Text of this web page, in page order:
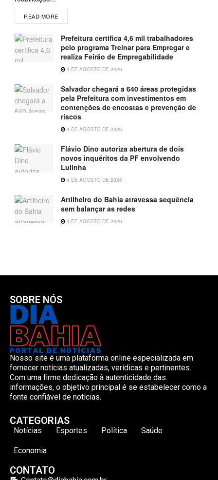
READ MORE
Prefeitura certifica 4,6 mil trabalhadores
pelo programa Treinar para Empregar e
realiza Feirão de Empregabilidade
4 DE AGOSTO DE 2026
Salvador chegará a 640 áreas protegidas
pela Prefeitura com investimentos em
contenções de encostas e prevenção de
riscos
4 DE AGOSTO DE 2026
Flávio Dino autoriza abertura de dois
novos inquéritos da PF envolvendo
Lulinha
4 DE AGOSTO DE 2026
Artilheiro do Bahia atravessa sequência
sem balançar as redes
4 DE AGOSTO DE 2026
SOBRE NÓS
Nosso site é uma plataforma online especializada em
fornecer notícias atualizadas, verídicas e pertinentes.
Com uma firme dedicação à autenticidade das
informações, o objetivo principal é se estabelecer como a
fonte confiável de notícias.
CATEGORIAS
Notícias Esportes Política Saúde
Economia
CONTATO